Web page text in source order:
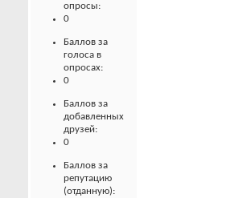
опросы:
0
Баллов за
голоса в
опросах:
0
Баллов за
добавленных
друзей:
0
Баллов за
репутацию
(отданную):